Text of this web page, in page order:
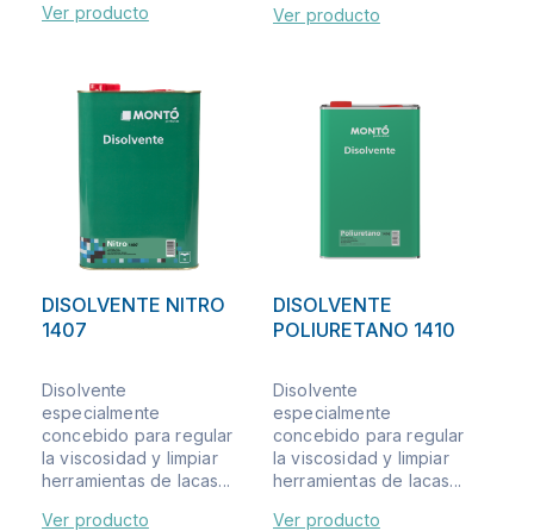
Ver producto
Ver producto
DISOLVENTE NITRO
1407
Disolvente
especialmente
concebido para regular
la viscosidad y limpiar
herramientas de lacas...
Ver producto
DISOLVENTE
POLIURETANO 1410
Disolvente
especialmente
concebido para regular
la viscosidad y limpiar
herramientas de lacas...
Ver producto